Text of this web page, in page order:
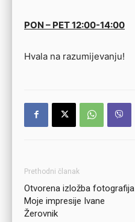
PON – PET 12:00-14:00
Hvala na razumijevanju!
Prethodni članak
Otvorena izložba fotografija
Moje impresije Ivane
Žerovnik